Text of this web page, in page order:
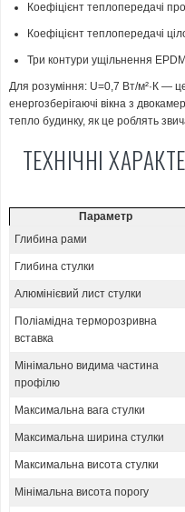
Коефіцієнт теплопередачі
Коефіцієнт теплопередачі
Три контури ущільнення
Для розуміння: U=0,7 Вт/м²·К —
енергозберігаючі вікна з
тепло будинку, як це роблять
ТЕХНІЧНІ
Параметр
Глибина рами
Глибина стулки
Алюмінієвий лист стулки
Поліамідна терморозривна
вставка
Мінімально видима частина
профілю
Максимальна вага стулки
Максимальна ширина стулки
Максимальна висота стулки
Мінімальна висота порогу